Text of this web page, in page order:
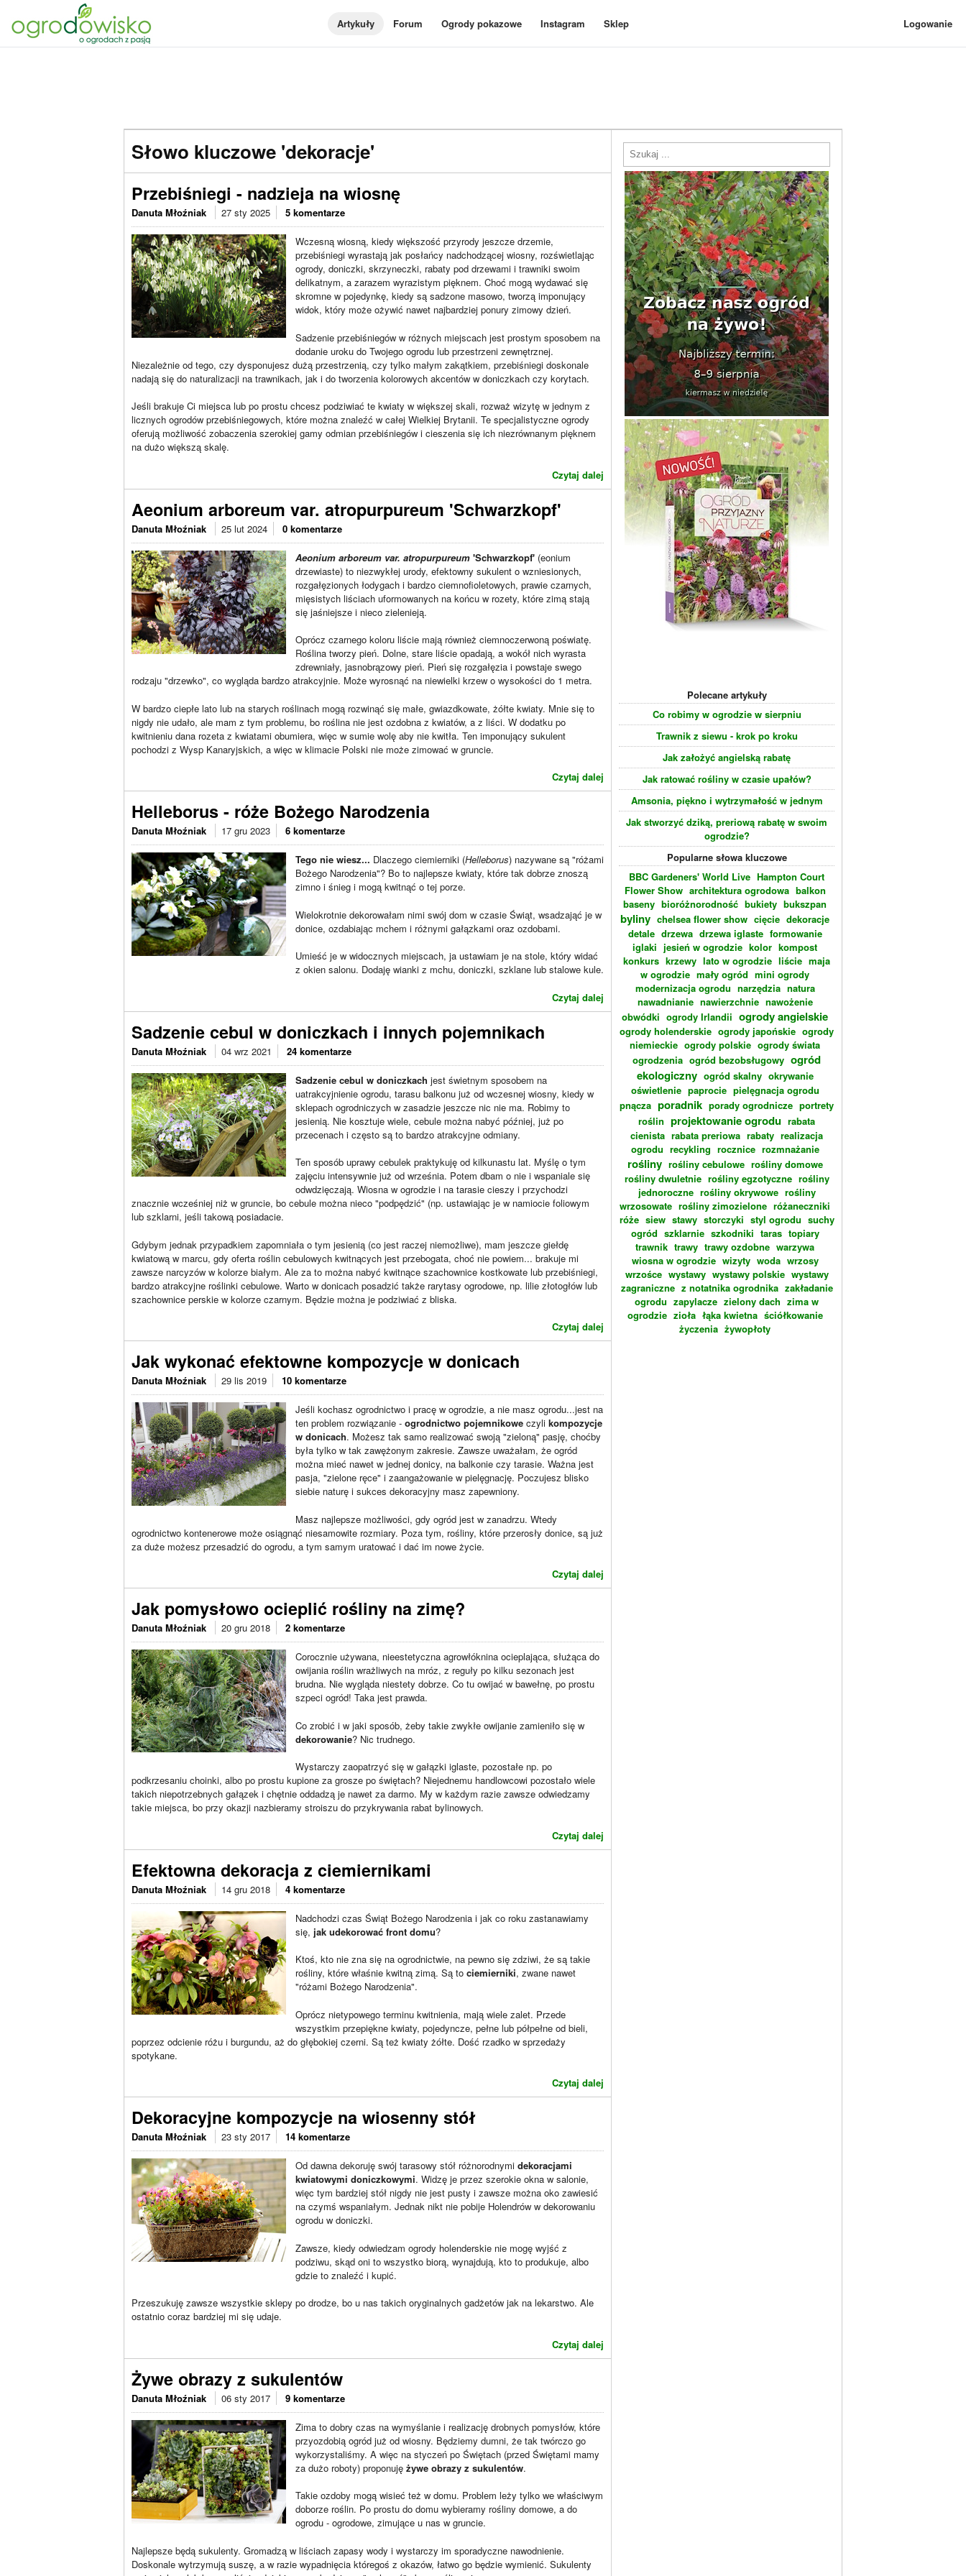
Artykuły Forum Ogrody pokazowe Instagram Sklep Logowanie
Słowo kluczowe 'dekoracje'
Przebiśniegi - nadzieja na wiosnę
Danuta Młoźniak 27 sty 2025 5 komentarze
Wczesną wiosną, kiedy większość przyrody jeszcze drzemie,
przebiśniegi wyrastają jak posłańcy nadchodzącej wiosny, rozświetlając
ogrody, doniczki, skrzyneczki, rabaty pod drzewami i trawniki swoim
delikatnym, a zarazem wyrazistym pięknem. Choć mogą wydawać się
skromne w pojedynkę, kiedy są sadzone masowo, tworzą imponujący
widok, który może ożywić nawet najbardziej ponury zimowy dzień.
Sadzenie przebiśniegów w różnych miejscach jest prostym sposobem na
dodanie uroku do Twojego ogrodu lub przestrzeni zewnętrznej.
Niezależnie od tego, czy dysponujesz dużą przestrzenią, czy tylko małym zakątkiem, przebiśniegi doskonale
nadają się do naturalizacji na trawnikach, jak i do tworzenia kolorowych akcentów w doniczkach czy korytach.
Jeśli brakuje Ci miejsca lub po prostu chcesz podziwiać te kwiaty w większej skali, rozważ wizytę w jednym z
licznych ogrodów przebiśniegowych, które można znaleźć w całej Wielkiej Brytanii. Te specjalistyczne ogrody
oferują możliwość zobaczenia szerokiej gamy odmian przebiśniegów i cieszenia się ich niezrównanym pięknem
na dużo większą skalę.
Czytaj dalej
Aeonium arboreum var. atropurpureum 'Schwarzkopf'
Danuta Młoźniak 25 lut 2024 0 komentarze
Aeonium arboreum var. atropurpureum 'Schwarzkopf' (eonium
drzewiaste) to niezwykłej urody, efektowny sukulent o wzniesionych,
rozgałęzionych łodygach i bardzo ciemnofioletowych, prawie czarnych,
mięsistych liściach uformowanych na końcu w rozety, które zimą stają
się jaśniejsze i nieco zielenieją.
Oprócz czarnego koloru liście mają również ciemnoczerwoną poświatę.
Roślina tworzy pień. Dolne, stare liście opadają, a wokół nich wyrasta
zdrewniały, jasnobrązowy pień. Pień się rozgałęzia i powstaje swego
rodzaju "drzewko", co wygląda bardzo atrakcyjnie. Może wyrosnąć na niewielki krzew o wysokości do 1 metra.
W bardzo ciepłe lato lub na starych roślinach mogą rozwinąć się małe, gwiazdkowate, żółte kwiaty. Mnie się to
nigdy nie udało, ale mam z tym problemu, bo roślina nie jest ozdobna z kwiatów, a z liści. W dodatku po
kwitnieniu dana rozeta z kwiatami obumiera, więc w sumie wolę aby nie kwitła. Ten imponujący sukulent
pochodzi z Wysp Kanaryjskich, a więc w klimacie Polski nie może zimować w gruncie.
Czytaj dalej
Helleborus - róże Bożego Narodzenia
Danuta Młoźniak 17 gru 2023 6 komentarze
Tego nie wiesz... Dlaczego ciemierniki (Helleborus) nazywane są "różami
Bożego Narodzenia"? Bo to najlepsze kwiaty, które tak dobrze znoszą
zimno i śnieg i mogą kwitnąć o tej porze.
Wielokrotnie dekorowałam nimi swój dom w czasie Świąt, wsadzająć je w
donice, ozdabiając mchem i różnymi gałązkami oraz ozdobami.
Umieść je w widocznych miejscach, ja ustawiam je na stole, który widać
z okien salonu. Dodaję wianki z mchu, doniczki, szklane lub stalowe kule.
Czytaj dalej
Sadzenie cebul w doniczkach i innych pojemnikach
Danuta Młoźniak 04 wrz 2021 24 komentarze
Sadzenie cebul w doniczkach jest świetnym sposobem na
uatrakcyjnienie ogrodu, tarasu balkonu już od wczesnej wiosny, kiedy w
sklepach ogrodniczych w zasadzie jeszcze nic nie ma. Robimy to
jesienią. Nie kosztuje wiele, cebule można nabyć później, już po
przecenach i często są to bardzo atrakcyjne odmiany.
Ten sposób uprawy cebulek praktykuję od kilkunastu lat. Myślę o tym
zajęciu intensywnie już od września. Potem dbam o nie i wspaniale się
odwdzięczają. Wiosna w ogrodzie i na tarasie cieszy i przychodzi
znacznie wcześniej niż w gruncie, bo cebule można nieco "podpędzić" (np. ustawiając je w namiocie foliowym
lub szklarni, jeśli takową posiadacie.
Gdybym jednak przypadkiem zapomniała o tym jesienią (co jest raczej niemożliwe), mam jeszcze giełdę
kwiatową w marcu, gdy oferta roślin cebulowych kwitnących jest przebogata, choć nie powiem... brakuje mi
zawsze narcyzów w kolorze białym. Ale za to można nabyć kwitnące szachownice kostkowate lub przebiśniegi,
bardzo atrakcyjne roślinki cebulowe. Warto w donicach posadzić także rarytasy ogrodowe, np. lilie złotogłów lub
szachownice perskie w kolorze czarnym. Będzie można je podziwiać z bliska.
Czytaj dalej
Jak wykonać efektowne kompozycje w donicach
Danuta Młoźniak 29 lis 2019 10 komentarze
Jeśli kochasz ogrodnictwo i pracę w ogrodzie, a nie masz ogrodu...jest na
ten problem rozwiązanie - ogrodnictwo pojemnikowe czyli kompozycje
w donicach. Możesz tak samo realizować swoją "zieloną" pasję, choćby
była tylko w tak zawężonym zakresie. Zawsze uważałam, że ogród
można mieć nawet w jednej donicy, na balkonie czy tarasie. Ważna jest
pasja, "zielone ręce" i zaangażowanie w pielęgnację. Poczujesz blisko
siebie naturę i sukces dekoracyjny masz zapewniony.
Masz najlepsze możliwości, gdy ogród jest w zanadrzu. Wtedy
ogrodnictwo kontenerowe może osiągnąć niesamowite rozmiary. Poza tym, rośliny, które przerosły donice, są już
za duże możesz przesadzić do ogrodu, a tym samym uratować i dać im nowe życie.
Czytaj dalej
Jak pomysłowo ocieplić rośliny na zimę?
Danuta Młoźniak 20 gru 2018 2 komentarze
Corocznie używana, nieestetyczna agrowłóknina ocieplająca, służąca do
owijania roślin wrażliwych na mróz, z reguły po kilku sezonach jest
brudna. Nie wygląda niestety dobrze. Co tu owijać w bawełnę, po prostu
szpeci ogród! Taka jest prawda.
Co zrobić i w jaki sposób, żeby takie zwykłe owijanie zamieniło się w
dekorowanie? Nic trudnego.
Wystarczy zaopatrzyć się w gałązki iglaste, pozostałe np. po
podkrzesaniu choinki, albo po prostu kupione za grosze po świętach? Niejednemu handlowcowi pozostało wiele
takich niepotrzebnych gałązek i chętnie oddadzą je nawet za darmo. My w każdym razie zawsze odwiedzamy
takie miejsca, bo przy okazji nazbieramy stroiszu do przykrywania rabat bylinowych.
Czytaj dalej
Efektowna dekoracja z ciemiernikami
Danuta Młoźniak 14 gru 2018 4 komentarze
Nadchodzi czas Świąt Bożego Narodzenia i jak co roku zastanawiamy
się, jak udekorować front domu?
Ktoś, kto nie zna się na ogrodnictwie, na pewno się zdziwi, że są takie
rośliny, które właśnie kwitną zimą. Są to ciemierniki, zwane nawet
"różami Bożego Narodzenia".
Oprócz nietypowego terminu kwitnienia, mają wiele zalet. Przede
wszystkim przepiękne kwiaty, pojedyncze, pełne lub półpełne od bieli,
poprzez odcienie różu i burgundu, aż do głębokiej czerni. Są też kwiaty żółte. Dość rzadko w sprzedaży
spotykane.
Czytaj dalej
Dekoracyjne kompozycje na wiosenny stół
Danuta Młoźniak 23 sty 2017 14 komentarze
Od dawna dekoruję swój tarasowy stół różnorodnymi dekoracjami
kwiatowymi doniczkowymi. Widzę je przez szerokie okna w salonie,
więc tym bardziej stół nigdy nie jest pusty i zawsze można oko zawiesić
na czymś wspaniałym. Jednak nikt nie pobije Holendrów w dekorowaniu
ogrodu w doniczki.
Zawsze, kiedy odwiedzam ogrody holenderskie nie mogę wyjść z
podziwu, skąd oni to wszystko biorą, wynajdują, kto to produkuje, albo
gdzie to znaleźć i kupić.
Przeszukuję zawsze wszystkie sklepy po drodze, bo u nas takich oryginalnych gadżetów jak na lekarstwo. Ale
ostatnio coraz bardziej mi się udaje.
Czytaj dalej
Żywe obrazy z sukulentów
Danuta Młoźniak 06 sty 2017 9 komentarze
Zima to dobry czas na wymyślanie i realizację drobnych pomysłów, które
przyozdobią ogród już od wiosny. Będziemy dumni, że tak twórczo go
wykorzystaliśmy. A więc na styczeń po Świętach (przed Świętami mamy
za dużo roboty) proponuję żywe obrazy z sukulentów.
Takie ozdoby mogą wisieć też w domu. Problem leży tylko we właściwym
doborze roślin. Po prostu do domu wybieramy rośliny domowe, a do
ogrodu - ogrodowe, zimujące u nas w gruncie.
Najlepsze będą sukulenty. Gromadzą w liściach zapasy wody i wystarczy im sporadyczne nawodnienie.
Doskonale wytrzymują suszę, a w razie wypadnięcia któregoś z okazów, łatwo go będzie wymienić. Sukulenty
Polecane artykuły
Co robimy w ogrodzie w sierpniu
Trawnik z siewu - krok po kroku
Jak założyć angielską rabatę
Jak ratować rośliny w czasie upałów?
Amsonia, piękno i wytrzymałość w jednym
Jak stworzyć dziką, preriową rabatę w swoim
ogrodzie?
Popularne słowa kluczowe
BBC Gardeners' World Live Hampton Court
Flower Show architektura ogrodowa balkon
baseny bioróżnorodność bukiety bukszpan
byliny chelsea flower show cięcie dekoracje
detale drzewa drzewa iglaste formowanie
iglaki jesień w ogrodzie kolor kompost
konkurs krzewy lato w ogrodzie liście maja
w ogrodzie mały ogród mini ogrody
modernizacja ogrodu narzędzia natura
nawadnianie nawierzchnie nawożenie
obwódki ogrody Irlandii ogrody angielskie
ogrody holenderskie ogrody japońskie ogrody
niemieckie ogrody polskie ogrody świata
ogrodzenia ogród bezobsługowy ogród
ekologiczny ogród skalny okrywanie
oświetlenie paprocie pielęgnacja ogrodu
pnącza poradnik porady ogrodnicze portrety
roślin projektowanie ogrodu rabata
cienista rabata preriowa rabaty realizacja
ogrodu recykling rocznice rozmnażanie
rośliny rośliny cebulowe rośliny domowe
rośliny dwuletnie rośliny egzotyczne rośliny
jednoroczne rośliny okrywowe rośliny
wrzosowate rośliny zimozielone różaneczniki
róże siew stawy storczyki styl ogrodu suchy
ogród szklarnie szkodniki taras topiary
trawnik trawy trawy ozdobne warzywa
wiosna w ogrodzie wizyty woda wrzosy
wrzośce wystawy wystawy polskie wystawy
zagraniczne z notatnika ogrodnika zakładanie
ogrodu zapylacze zielony dach zima w
ogrodzie zioła łąka kwietna ściółkowanie
życzenia żywopłoty